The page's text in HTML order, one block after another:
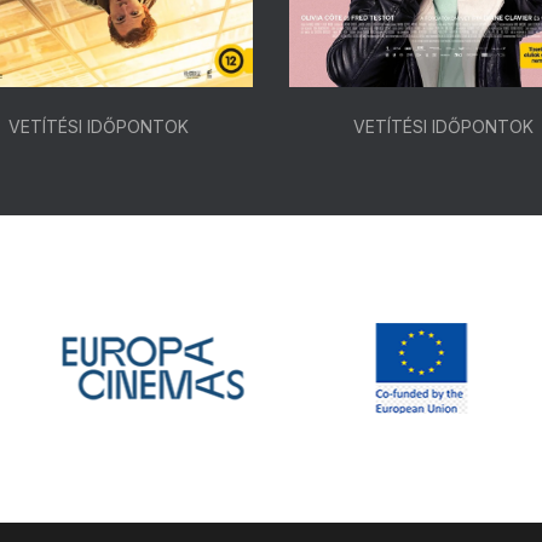
VETÍTÉSI IDŐPONTOK VETÍTÉSI IDŐPONTOK